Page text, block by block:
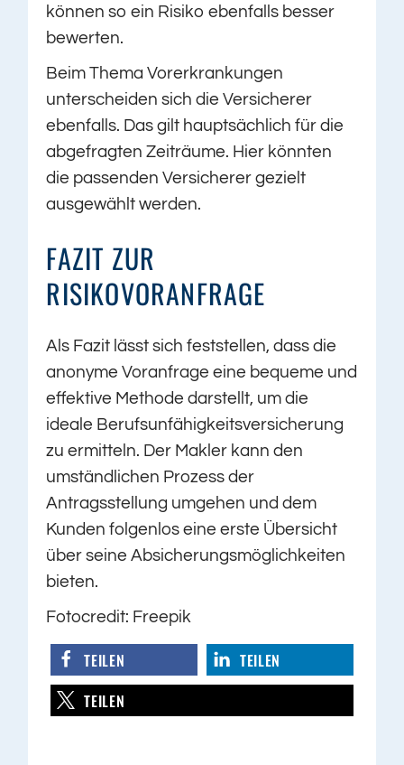
können so ein Risiko ebenfalls besser
bewerten.
Beim Thema Vorerkrankungen
unterscheiden sich die Versicherer
ebenfalls. Das gilt hauptsächlich für die
abgefragten Zeiträume. Hier könnten
die passenden Versicherer gezielt
ausgewählt werden.
FAZIT ZUR
RISIKOVORANFRAGE
Als Fazit lässt sich feststellen, dass die
anonyme Voranfrage eine bequeme und
effektive Methode darstellt, um die
ideale Berufsunfähigkeitsversicherung
zu ermitteln. Der Makler kann den
umständlichen Prozess der
Antragsstellung umgehen und dem
Kunden folgenlos eine erste Übersicht
über seine Absicherungsmöglichkeiten
bieten.
Fotocredit: Freepik
TEILEN
TEILEN
TEILEN